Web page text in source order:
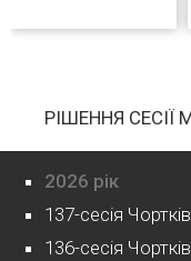
РІШЕННЯ СЕСІЇ
2026 рік
137-сесія
136-сесія